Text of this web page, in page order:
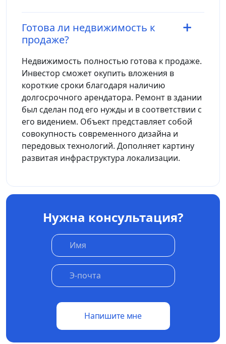
Готова ли недвижимость к
продаже?
Недвижимость полностью готова к продаже.
Инвестор сможет окупить вложения в
короткие сроки благодаря наличию
долгосрочного арендатора. Ремонт в здании
был сделан под его нужды и в соответствии с
его видением. Объект представляет собой
совокупность современного дизайна и
передовых технологий. Дополняет картину
развитая инфраструктура локализации.
Нужна консультация?
Напишите мне